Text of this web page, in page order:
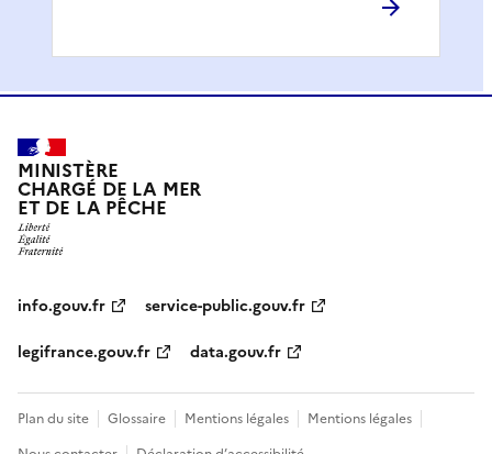
MINISTÈRE
CHARGÉ DE LA MER
ET DE LA PÊCHE
info.gouv.fr
service-public.gouv.fr
legifrance.gouv.fr
data.gouv.fr
Plan du site Glossaire Mentions légales
Mentions légales